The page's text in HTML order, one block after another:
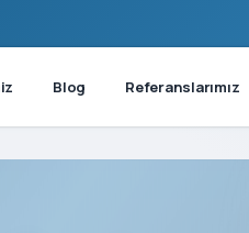
Blog Referanslarımız